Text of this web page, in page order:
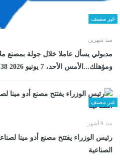
غير مصنف
منذ شهرين
مدبولي يسأل عاملا خلال جولة بمصنع
ومؤهلك...الأمس الأحد، 7 يونيو 2026 03:38 مـ
غير مصنف
منذ 9 أشهر
رئيس الوزراء يفتتح مصنع أدو مينا
الصناعية